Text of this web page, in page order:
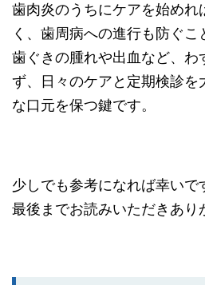
歯肉炎のうちにケアを始めれ
く、歯周病への進行も防ぐこ
歯ぐきの腫れや出血など、わ
ず、日々のケアと定期検診を
な口元を保つ鍵です。
少しでも参考になれば幸いで
最後までお読みいただきあり